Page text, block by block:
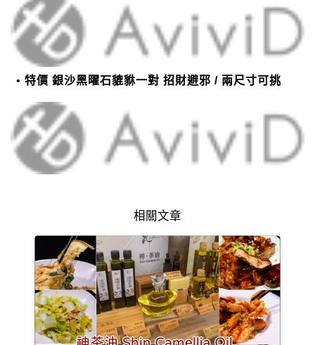
特價 銀沙黑曜石貔貅一對 招財避邪 / 兩尺寸可挑
相關文章